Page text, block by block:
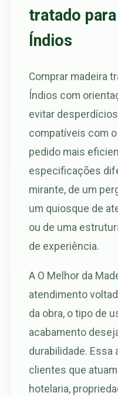
tratado
Índios
Comprar madeira
Índios com
evitar
compatíveis com
pedido mais
especificações
mirante, de um
um quiosque de
ou de uma
de experiência.
A O Melhor da
atendimento
da obra, o tipo de
acabamento
durabilidade. Essa
clientes que
hotelaria,